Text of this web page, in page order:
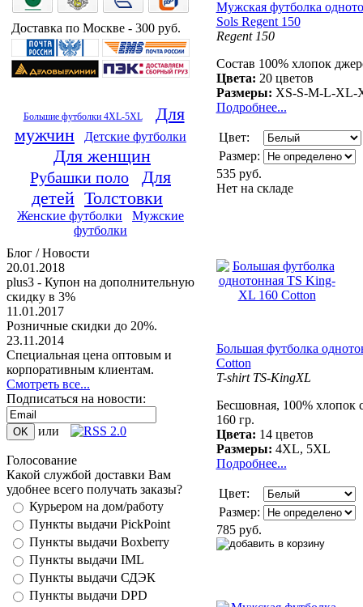
Доставка по Москве - 300 руб.
Большие футболки 4XL-5XL
Для
мужчин
Детские футболки
Для женщин
Рубашки поло
Для
детей Толстовки
Женские футболки
Мужские
футболки
Блог / Новости
20.01.2018
plus3 - Купон на дополнительную
скидку в 3%
11.01.2017
Розничные скидки до 20%.
23.11.2014
Специальная цена оптовым и
корпоративным клиентам.
Смотреть все...
Подписаться на новости:
или
Голосование
Какой службой доставки Вам
удобнее всего получать заказы?
Курьером на дом/работу
Пункты выдачи PickPoint
Пункты выдачи Boxberry
Пункты выдачи IML
Пункты выдачи СДЭК
Пункты выдачи DPD
Мужская футболка
Sols Regent 150
Regent 150
Состав 100% хлопок
Цвета: 20 цветов
Размеры: XS-S-M-L-
Подробнее...
Цвет:
Размер:
535 руб.
Нет на складе
Большая футболка
Cotton
T-shirt TS-KingXL
Бесшовная, 100% хлопок
160 гр.
Цвета: 14 цветов
Размеры: 4XL, 5XL
Подробнее...
Цвет:
Размер:
785 руб.